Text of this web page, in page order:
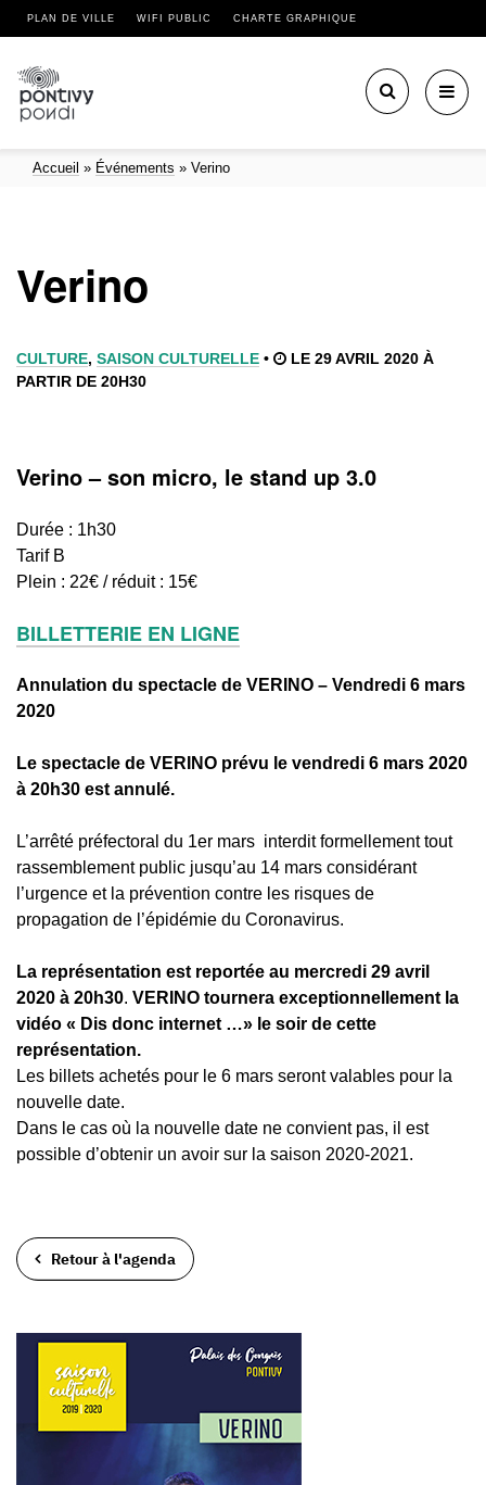
PLAN DE VILLE WIFI PUBLIC CHARTE GRAPHIQUE
Accueil » Événements » Verino
Verino
CULTURE, SAISON CULTURELLE •
LE 29 AVRIL 2020 À
PARTIR DE 20H30
Verino – son micro, le stand up 3.0
Durée : 1h30
Tarif B
Plein : 22€ / réduit : 15€
BILLETTERIE EN LIGNE
Annulation du spectacle de VERINO – Vendredi 6 mars
2020
Le spectacle de VERINO prévu le vendredi 6 mars 2020
à 20h30 est annulé.
L’arrêté préfectoral du 1er mars interdit formellement tout
rassemblement public jusqu’au 14 mars considérant
l’urgence et la prévention contre les risques de
propagation de l’épidémie du Coronavirus.
La représentation est reportée au mercredi 29 avril
2020 à 20h30. VERINO tournera exceptionnellement la
vidéo « Dis donc internet …» le soir de cette
représentation.
Les billets achetés pour le 6 mars seront valables pour la
nouvelle date.
Dans le cas où la nouvelle date ne convient pas, il est
possible d’obtenir un avoir sur la saison 2020-2021.
Retour à l'agenda